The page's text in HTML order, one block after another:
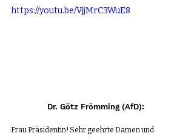
https://youtu.be/VjjMrC3WuE8
Dr. Götz Frömming (AfD):
Frau Präsidentin! Sehr geehrte Damen und